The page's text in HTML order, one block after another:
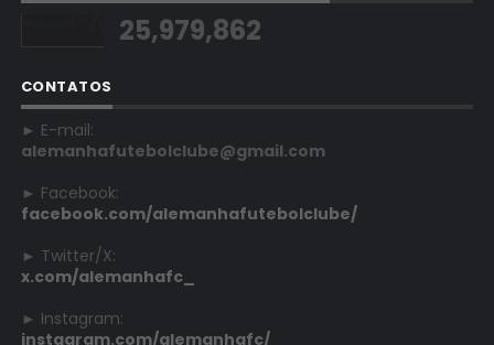
25,979,862
CONTATOS
► E-mail:
alemanhafutebolclube@gmail.com
► Facebook:
facebook.com/alemanhafutebolclube/
► Twitter/X:
x.com/alemanhafc_
► Instagram:
instagram.com/alemanhafc/